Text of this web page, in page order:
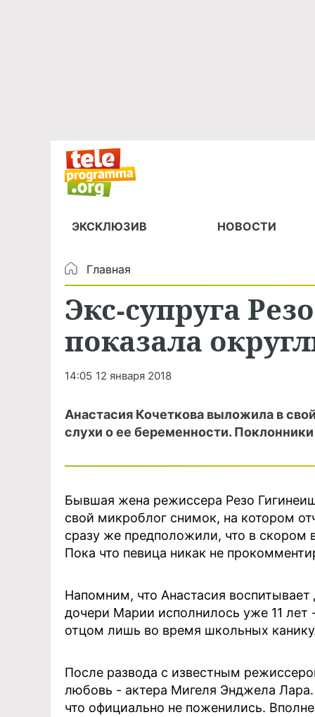
ЭКСКЛЮЗИВ НОВОСТИ
Главная
Экс-супруга
показала
14:05 12 января 2018
Анастасия Кочеткова выложила в
слухи о ее беременности.
Бывшая жена режиссера Резо
свой микроблог снимок, на котором
сразу же предположили, что в скором
Пока что певица никак не
Напомним, что Анастасия
дочери Марии исполнилось уже 11
отцом лишь во время школьных
После развода с известным
любовь - актера Мигеля Энджела
что официально не поженились.